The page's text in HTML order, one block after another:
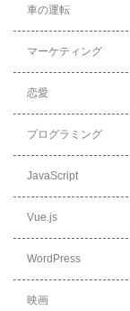
車の運転
マーケティング
恋愛
プログラミング
JavaScript
Vue.js
WordPress
映画